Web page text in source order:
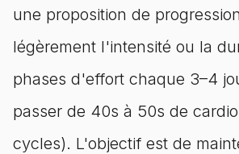
une proposition de
légèrement l'intensité ou la
phases d'effort chaque 3–4
passer de 40s à 50s de
cycles). L'objectif est de